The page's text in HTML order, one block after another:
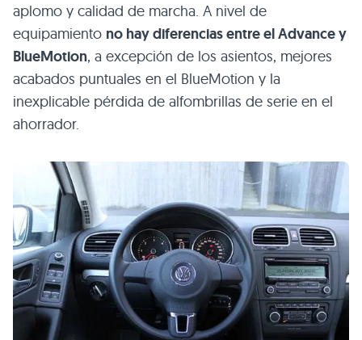
aplomo y calidad de marcha. A nivel de
equipamiento no hay diferencias entre el Advance y
BlueMotion, a excepción de los asientos, mejores
acabados puntuales en el BlueMotion y la
inexplicable pérdida de alfombrillas de serie en el
ahorrador.